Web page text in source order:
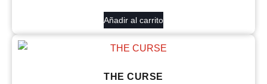
Añadir al carrito
THE CURSE